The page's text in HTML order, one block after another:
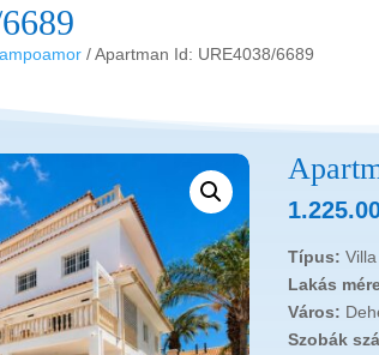
/ Apartman Id: URE4038/6689
Típus: Villa
Lakás
Város:
Szobák